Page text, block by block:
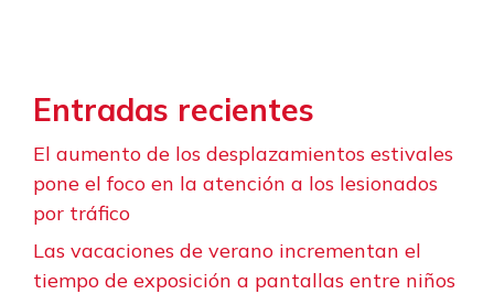
Entradas recientes
El aumento de los desplazamientos estivales
pone el foco en la atención a los lesionados
por tráfico
Las vacaciones de verano incrementan el
tiempo de exposición a pantallas entre niños